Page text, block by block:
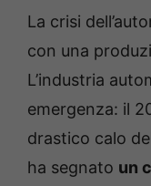
La crisi
con una
L’industria
emergenza: il
drastico calo
ha segnato un